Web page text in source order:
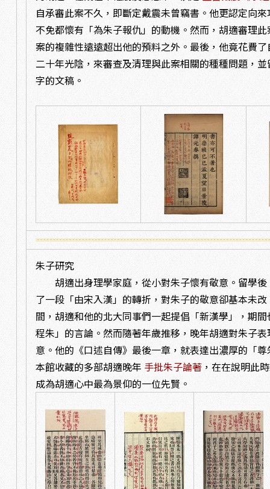
自承審此案不久，即斷定戴震未曾竊書。他更認定向
不免都懷有「為朱子報仇」的動機。然而，胡適審理
案的複雜性遠遠超出他的預料之外。最後，他竟花費
二十年光陰，來審查及清理與此案相關的種種問題，
字的文稿。
朱子研究
胡適出身理學家庭，從小對朱子懷有敬意。留學後
了一段「由宋入漢」的轉折，對朱子的敬意卻基本未
間，胡適和他的北大同事們一起提倡「新漢學」，期
程朱」的言論。然而隨著年歲推移，晚年胡適對朱子
意。他的《口述自傳》最後一章，就表達出濃厚的「
本館收藏的多部胡適晚年 手批朱子論著，在在說明此
成為胡適心中最為景仰的一位先賢。